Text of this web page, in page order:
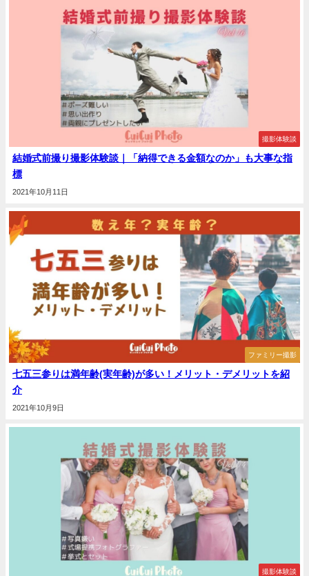
撮影体験談
結婚式前撮り撮影体験談｜「納得できる金額なのか」も大事な指
標
2021年10月11日
ファミリー撮影
七五三参りは満年齢(実年齢)が多い！メリット・デメリットを紹
介
2021年10月9日
撮影体験談